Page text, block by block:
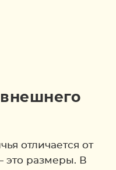
отличается от
это размеры. В